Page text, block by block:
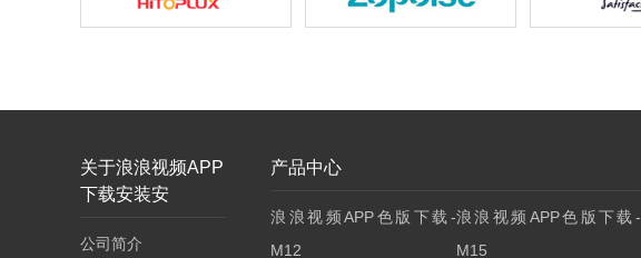
关于浪浪视频APP
下载安装安
公司简介
产品中心
浪浪视频APP色版下载-
M12
浪浪视频APP色版下载-
M15